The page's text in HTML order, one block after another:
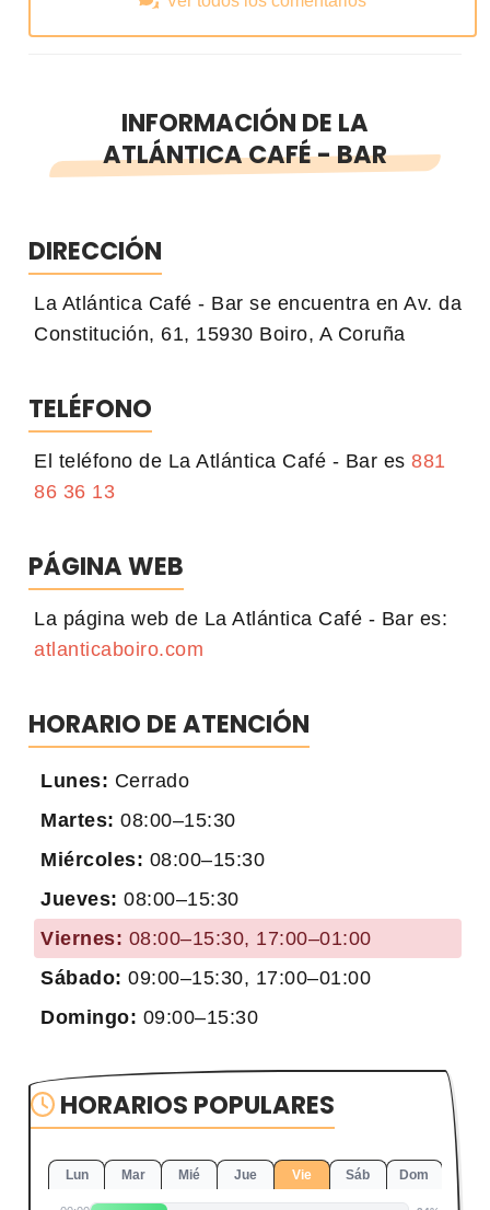
INFORMACIÓN DE LA
ATLÁNTICA CAFÉ - BAR
DIRECCIÓN
La Atlántica Café - Bar se encuentra en Av. da
Constitución, 61, 15930 Boiro, A Coruña
TELÉFONO
El teléfono de La Atlántica Café - Bar es 881
86 36 13
PÁGINA WEB
La página web de La Atlántica Café - Bar es:
atlanticaboiro.com
HORARIO DE ATENCIÓN
Lunes: Cerrado
Martes: 08:00–15:30
Miércoles: 08:00–15:30
Jueves: 08:00–15:30
Viernes: 08:00–15:30, 17:00–01:00
Sábado: 09:00–15:30, 17:00–01:00
Domingo: 09:00–15:30
HORARIOS POPULARES
Lun Mar Mié Jue Vie Sáb Dom